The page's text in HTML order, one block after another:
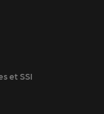
et SSI